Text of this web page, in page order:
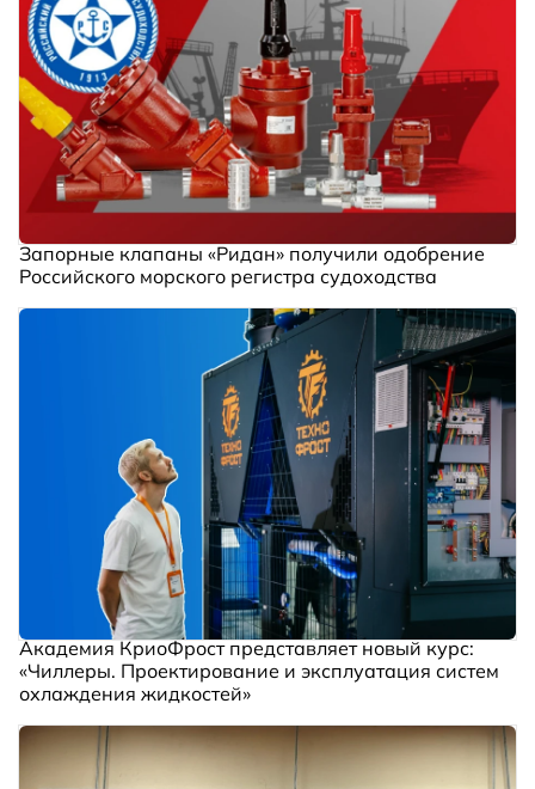
Запорные клапаны «Ридан» получили одобрение
Российского морского регистра судоходства
Академия КриоФрост представляет новый курс:
«Чиллеры. Проектирование и эксплуатация систем
охлаждения жидкостей»